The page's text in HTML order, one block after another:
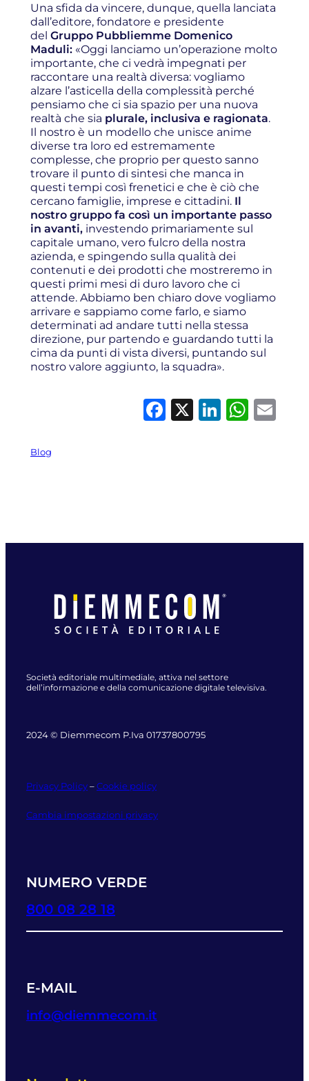
Una sfida da vincere, dunque, quella lanciata
dall’editore, fondatore e presidente
del Gruppo Pubbliemme Domenico
Maduli: «Oggi lanciamo un’operazione molto
importante, che ci vedrà impegnati per
raccontare una realtà diversa: vogliamo
alzare l’asticella della complessità perché
pensiamo che ci sia spazio per una nuova
realtà che sia plurale, inclusiva e ragionata.
Il nostro è un modello che unisce anime
diverse tra loro ed estremamente
complesse, che proprio per questo sanno
trovare il punto di sintesi che manca in
questi tempi così frenetici e che è ciò che
cercano famiglie, imprese e cittadini. Il
nostro gruppo fa così un importante passo
in avanti, investendo primariamente sul
capitale umano, vero fulcro della nostra
azienda, e spingendo sulla qualità dei
contenuti e dei prodotti che mostreremo in
questi primi mesi di duro lavoro che ci
attende. Abbiamo ben chiaro dove vogliamo
arrivare e sappiamo come farlo, e siamo
determinati ad andare tutti nella stessa
direzione, pur partendo e guardando tutti la
cima da punti di vista diversi, puntando sul
nostro valore aggiunto, la squadra».
Facebook
X
Blog
Società editoriale multimediale, attiva nel settore
dell’informazione e della comunicazione digitale televisiva.
2024 © Diemmecom P.Iva 01737800795
Privacy Policy–Cookie policy
Cambia impostazioni privacy
NUMERO VERDE
800 08 28 18
E-MAIL
info@diemmecom.it